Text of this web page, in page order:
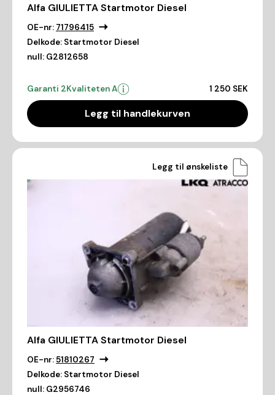
Alfa GIULIETTA Startmotor Diesel
OE-nr: 71796415
Delkode: Startmotor Diesel
null: G2812658
Garanti 2Kvaliteten A 1 250 SEK
Legg til handlekurven
Legg til ønskeliste
Alfa GIULIETTA Startmotor Diesel
OE-nr:51810267
Delkode: Startmotor Diesel
null: G2956746